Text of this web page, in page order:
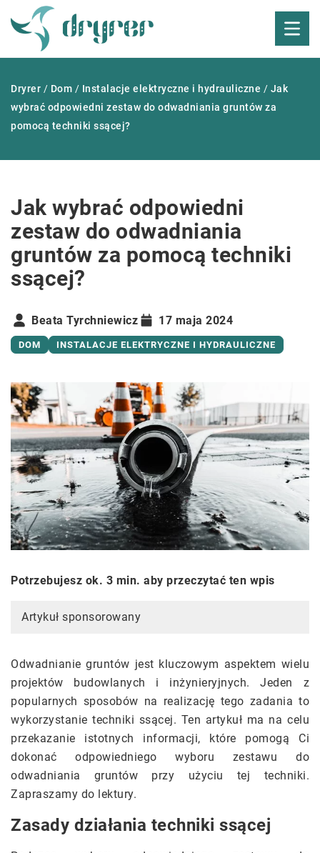
Dryrer / Dom / Instalacje elektryczne i hydrauliczne / Jak
wybrać odpowiedni zestaw do odwadniania gruntów za
pomocą techniki ssącej?
Jak wybrać odpowiedni
zestaw do odwadniania
gruntów za pomocą techniki
ssącej?
Beata Tyrchniewicz 17 maja 2024
DOM INSTALACJE ELEKTRYCZNE I HYDRAULICZNE
Potrzebujesz ok. 3 min. aby przeczytać ten wpis
Artykuł sponsorowany
Odwadnianie gruntów jest kluczowym aspektem wielu
projektów budowlanych i inżynieryjnych. Jeden z
popularnych sposobów na realizację tego zadania to
wykorzystanie techniki ssącej. Ten artykuł ma na celu
przekazanie istotnych informacji, które pomogą Ci
dokonać odpowiedniego wyboru zestawu do
odwadniania gruntów przy użyciu tej techniki.
Zapraszamy do lektury.
Zasady działania techniki ssącej